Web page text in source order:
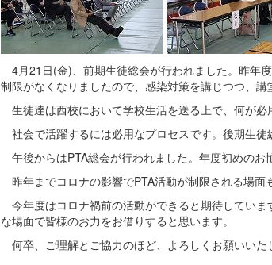
4月21日(金)、前期生徒総会が行われました。昨年
制限がなくなりましたので、感染対策を講じつつ、講
生徒達は西校において学校生活を送る上で、何が必
社会で活躍するには必用なプロセスです。後期生
午後からはPTA総会が行われました。年度初めのお
昨年までコロナの影響でPTA活動が制限される場面
今年度はコロナ禍前の活動ができると期待してい
な場面で皆様のお力をお借りすると思います。
何卒、ご理解とご協力のほど、よろしくお願いいた